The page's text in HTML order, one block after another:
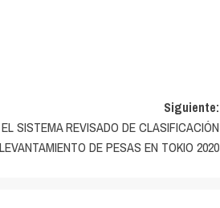
Siguiente:
SISTEMA REVISADO DE CLASIFICACIÓN
DE PESAS EN TOKIO 2020